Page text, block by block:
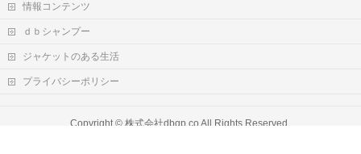
情報コンテンツ
ｄｂシャンプー
ジャケットのある生活
プライバシーポリシー
Copyright ©株式会社dbqp.coAll Rights Reserved.